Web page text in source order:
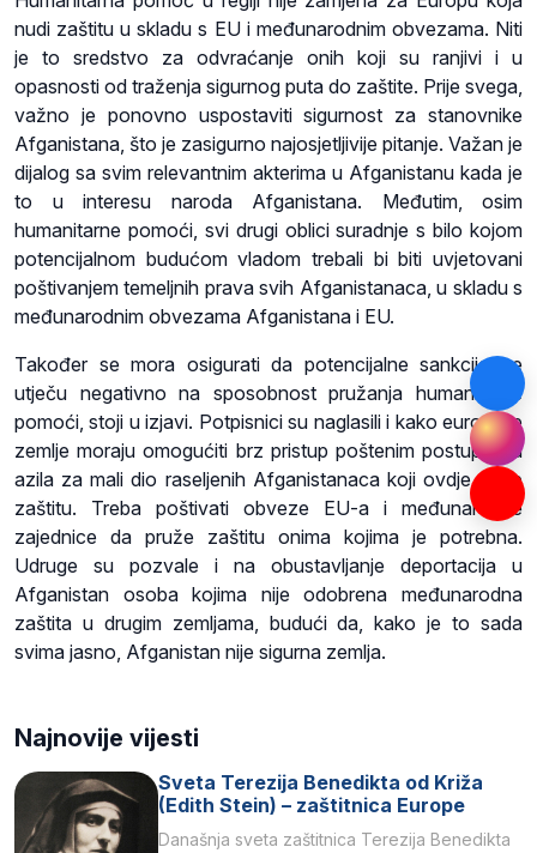
nudi zaštitu u skladu s EU i međunarodnim obvezama. Niti
je to sredstvo za odvraćanje onih koji su ranjivi i u
opasnosti od traženja sigurnog puta do zaštite. Prije svega,
važno je ponovno uspostaviti sigurnost za stanovnike
Afganistana, što je zasigurno najosjetljivije pitanje. Važan je
dijalog sa svim relevantnim akterima u Afganistanu kada je
to u interesu naroda Afganistana. Međutim, osim
humanitarne pomoći, svi drugi oblici suradnje s bilo kojom
potencijalnom budućom vladom trebali bi biti uvjetovani
poštivanjem temeljnih prava svih Afganistanaca, u skladu s
međunarodnim obvezama Afganistana i EU.
Također se mora osigurati da potencijalne sankcije ne
utječu negativno na sposobnost pružanja humanitarne
pomoći, stoji u izjavi. Potpisnici su naglasili i kako europske
zemlje moraju omogućiti brz pristup poštenim postupcima
azila za mali dio raseljenih Afganistanaca koji ovdje traže
zaštitu. Treba poštivati obveze EU-a i međunarodne
zajednice da pruže zaštitu onima kojima je potrebna.
Udruge su pozvale i na obustavljanje deportacija u
Afganistan osoba kojima nije odobrena međunarodna
zaštita u drugim zemljama, budući da, kako je to sada
svima jasno, Afganistan nije sigurna zemlja.
Najnovije vijesti
Sveta Terezija Benedikta od Križa
(Edith Stein) – zaštitnica Europe
Današnja sveta zaštitnica Terezija Benedikta